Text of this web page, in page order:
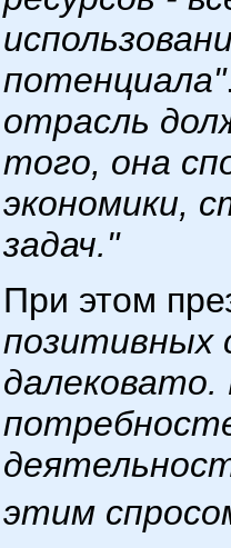
потенциала"
отрасль
того, она
экономики,
задач."
При этом
позитивных
этим